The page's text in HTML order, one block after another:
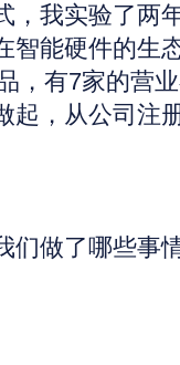
，我实验了两
智能硬件的生
，有7家的营
起，从公司注
做了哪些事